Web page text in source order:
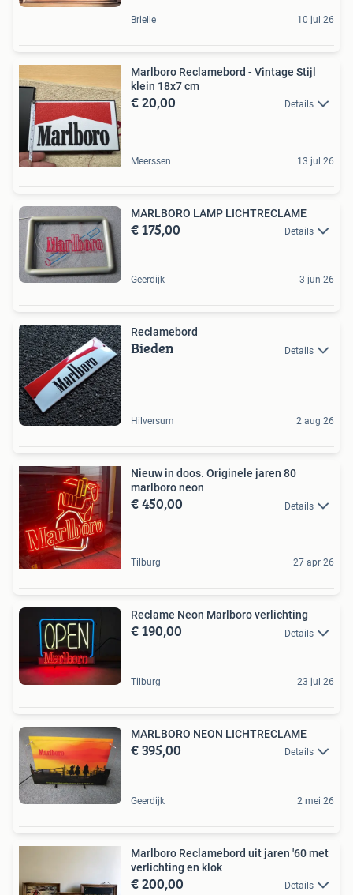
Brielle 10 jul 26
Marlboro Reclamebord - Vintage Stijl
klein 18x7 cm
€ 20,00 Details
Meerssen 13 jul 26
MARLBORO LAMP LICHTRECLAME
€ 175,00 Details
Geerdijk 3 jun 26
Reclamebord
Bieden Details
Hilversum 2 aug 26
Nieuw in doos. Originele jaren 80
marlboro neon
€ 450,00 Details
Tilburg 27 apr 26
Reclame Neon Marlboro verlichting
€ 190,00 Details
Tilburg 23 jul 26
MARLBORO NEON LICHTRECLAME
€ 395,00 Details
Geerdijk 2 mei 26
Marlboro Reclamebord uit jaren '60 met
verlichting en klok
€ 200,00 Details